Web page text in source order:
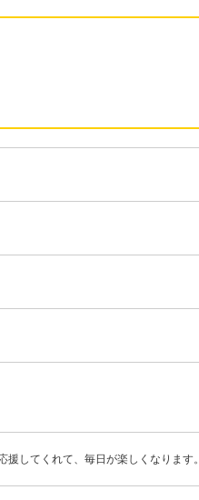
してくれて、毎日が楽しくなります。